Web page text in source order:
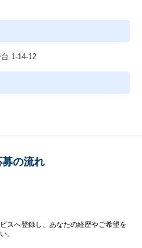
1-14-12
募の流れ
スへ登録し、あなたの経歴やご希望を
。